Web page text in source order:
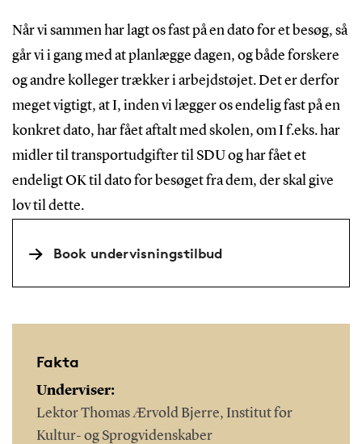
Når vi sammen har lagt os fast på en dato for et besøg, så
går vi i gang med at planlægge dagen, og både forskere
og andre kolleger trækker i arbejdstøjet. Det er derfor
meget vigtigt, at I, inden vi lægger os endelig fast på en
konkret dato, har fået aftalt med skolen, om I f.eks. har
midler til transportudgifter til SDU og har fået et
endeligt OK til dato for besøget fra dem, der skal give
lov til dette.
Book undervisningstilbud
Fakta
Underviser:
Lektor Thomas Ærvold Bjerre, Institut for
Kultur- og Sprogvidenskaber